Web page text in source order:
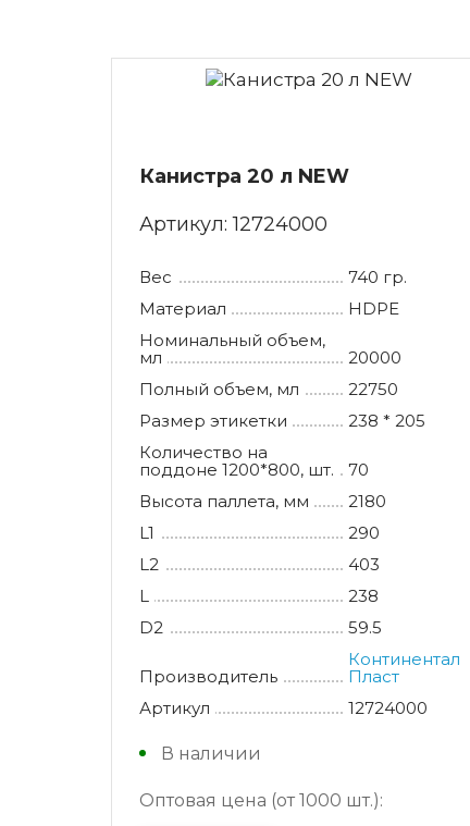
Канистра 20 л NEW
Артикул:12724000
Вес
740 гр.
Материал
HDPE
Номинальный объем,
мл
20000
Полный объем, мл
22750
Размер этикетки
238 * 205
Количество на
поддоне 1200*800, шт.
70
Высота паллета, мм
2180
L1
290
L2
403
L
238
D2
59.5
Производитель
Континентал
Пласт
Артикул
12724000
В наличии
Оптовая цена (от 1000 шт.):